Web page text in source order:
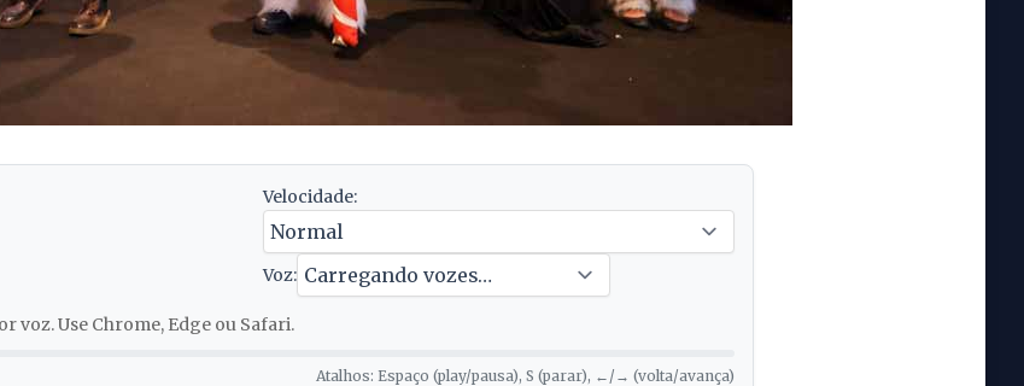
Velocidade:
Voz:
voz. Use Chrome, Edge ou Safari.
Atalhos: Espaço (play/pausa), S (parar), ←/→ (volta/avança)